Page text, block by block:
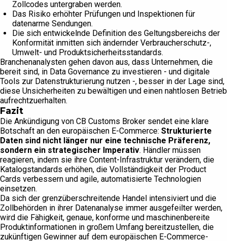
Zollcodes untergraben werden.
Das Risiko erhöhter Prüfungen und Inspektionen für
datenarme Sendungen.
Die sich entwickelnde Definition des Geltungsbereichs der
Konformität inmitten sich ändernder Verbraucherschutz-,
Umwelt- und Produktsicherheitsstandards.
Branchenanalysten gehen davon aus, dass Unternehmen, die
bereit sind, in Data Governance zu investieren - und digitale
Tools zur Datenstrukturierung nutzen -, besser in der Lage sind,
diese Unsicherheiten zu bewältigen und einen nahtlosen Betrieb
aufrechtzuerhalten.
Fazit
Die Ankündigung von CB Customs Broker sendet eine klare
Botschaft an den europäischen E-Commerce: Strukturierte
Daten sind nicht länger nur eine technische Präferenz,
sondern ein strategischer Imperativ. Händler müssen
reagieren, indem sie ihre Content-Infrastruktur verändern, die
Katalogstandards erhöhen, die Vollständigkeit der Product
Cards verbessern und agile, automatisierte Technologien
einsetzen.
Da sich der grenzüberschreitende Handel intensiviert und die
Zollbehörden in ihrer Datenanalyse immer ausgefeilter werden,
wird die Fähigkeit, genaue, konforme und maschinenbereite
Produktinformationen in großem Umfang bereitzustellen, die
zukünftigen Gewinner auf dem europäischen E-Commerce-